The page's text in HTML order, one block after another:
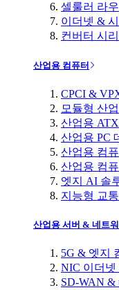
셀룰러 라
이더넷 &
컨버터 시
산업용 컴퓨터
CPCI &
모듈형 산
산업용
산업용 PC
산업용 컴
산업용 컴
엣지 AI 솔
지능형 교
산업용 서버 & 네트
5G & 엣지
NIC 이더넷
SD-WAN &